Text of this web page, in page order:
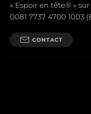
« Espoir en tête® »
0081 7737 4700 1003
CONTACT